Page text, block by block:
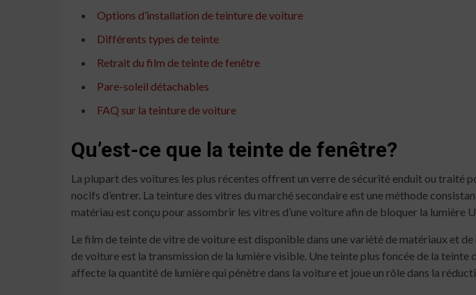
Options d’installation de teinture de voiture
Différents types de teinte
Retrait du film de teinte de fenêtre
Pare-soleil détachables
FAQ sur la teinture de voiture
Qu’est-ce que la teinte de fenêtre?
La plupart des voitures les plus récentes offrent un verre de sécurité enduit ou traité
nocifs d’entrer. La teinture des vitres du marché secondaire est une méthode
matériau est conçu pour assombrir les vitres d’une voiture afin de bloquer la lumière
Le film de teinte de vitre de voiture est disponible dans une variété de matériaux et
de voiture est la transmission de la lumière visible. Une teinte plus foncée de la
affecte la quantité de lumière qui pénètre dans la voiture et joue un rôle dans la